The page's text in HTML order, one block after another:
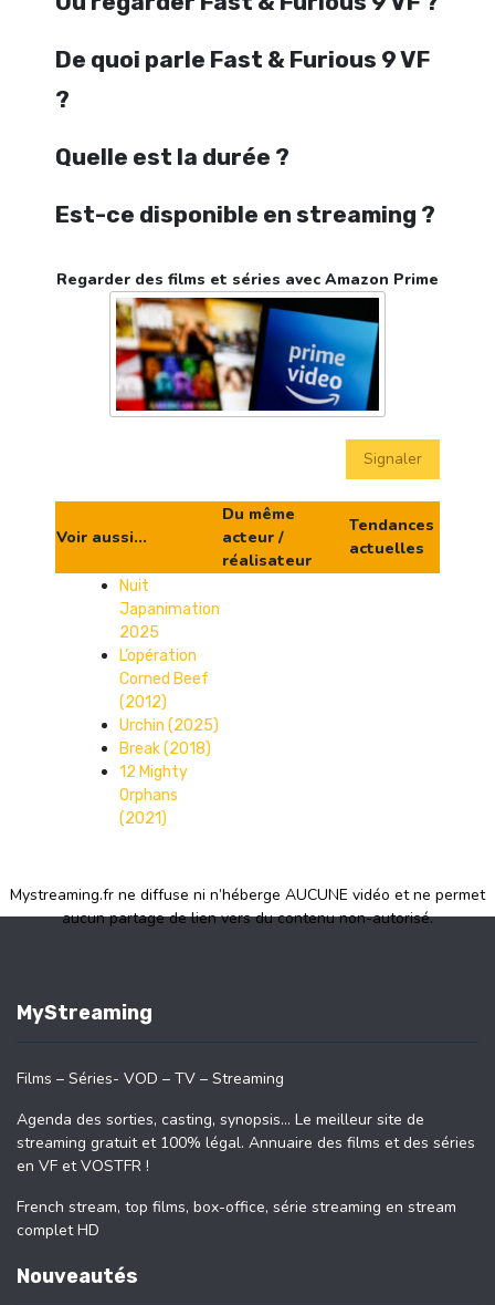
De quoi parle Fast & Furious 9 VF
?
Quelle est la durée ?
Est-ce disponible en streaming ?
Regarder des films et séries avec Amazon Prime
Signaler
Voir aussi...
Du même
acteur /
réalisateur
Tendances
actuelles
Nuit
Japanimation
2025
L’opération
Corned Beef
(2012)
Urchin (2025)
Break (2018)
12 Mighty
Orphans
(2021)
Mystreaming.fr ne diffuse ni n’héberge AUCUNE vidéo et ne permet
aucun partage de lien vers du contenu non-autorisé.
MyStreaming
Films – Séries- VOD – TV – Streaming
Agenda des sorties, casting, synopsis… Le meilleur site de
streaming gratuit et 100% légal. Annuaire des films et des séries
en VF et VOSTFR !
French stream, top films, box-office, série streaming en stream
complet HD
Nouveautés